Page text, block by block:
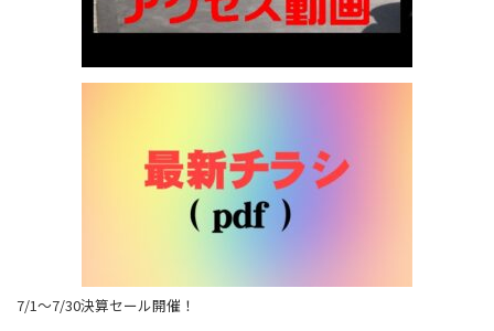
7/1～7/30決算セール開催！